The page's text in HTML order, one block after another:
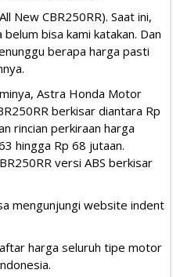
New CBR250RR). Saat ini,
bisa kami katakan. Dan
berapa harga pasti
Astra Honda Motor
berkisar diantara Rp
rincian perkiraan harga
hingga Rp 68 jutaan.
versi ABS berkisar
mengunjungi website indent
harga seluruh tipe motor